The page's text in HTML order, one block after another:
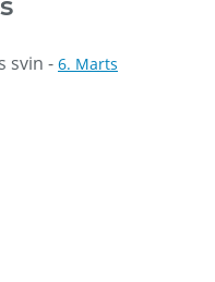
svin - 6. Marts